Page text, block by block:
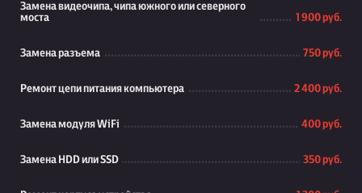
Замена видеочипа, чипа южного или северного
моста
1 900 руб.
Замена разъема 750 руб.
Ремонт цепи питания компьютера 2 400 руб.
Замена модуля WiFi 400 руб.
Замена HDD или SSD 350 руб.